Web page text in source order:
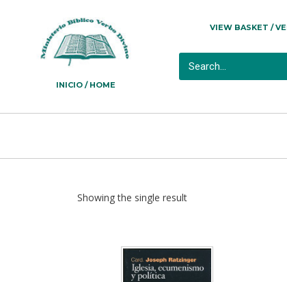
INICIO / HOME
VIEW BASKET /
Showing the single result